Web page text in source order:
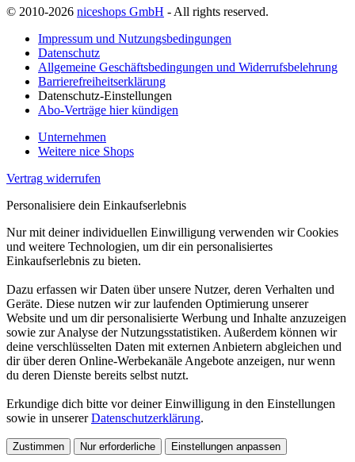
© 2010-2026 niceshops GmbH - All rights reserved.
Impressum und Nutzungsbedingungen
Datenschutz
Allgemeine Geschäftsbedingungen und Widerrufsbelehrung
Barrierefreiheitserklärung
Datenschutz-Einstellungen
Abo-Verträge hier kündigen
Unternehmen
Weitere nice Shops
Vertrag widerrufen
Personalisiere dein Einkaufserlebnis
Nur mit deiner individuellen Einwilligung verwenden wir Cookies
und weitere Technologien, um dir ein personalisiertes
Einkaufserlebnis zu bieten.
Dazu erfassen wir Daten über unsere Nutzer, deren Verhalten und
Geräte. Diese nutzen wir zur laufenden Optimierung unserer
Website und um dir personalisierte Werbung und Inhalte anzuzeigen
sowie zur Analyse der Nutzungsstatistiken. Außerdem können wir
deine verschlüsselten Daten mit externen Anbietern abgleichen und
dir über deren Online-Werbekanäle Angebote anzeigen, nur wenn
du deren Dienste bereits selbst nutzt.
Erkundige dich bitte vor deiner Einwilligung in den Einstellungen
sowie in unsererDatenschutzerklärung.
Zustimmen Nur erforderliche Einstellungen anpassen